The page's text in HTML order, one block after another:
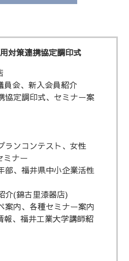
対策連携協定調印式
員会、新入会員紹介
定調印式、セミナー案
ンコンテスト、女性
ミナー
、福井県中小企業活性
(錦古里漆器店)
内、各種セミナー案内
報、福井工業大学講師紹